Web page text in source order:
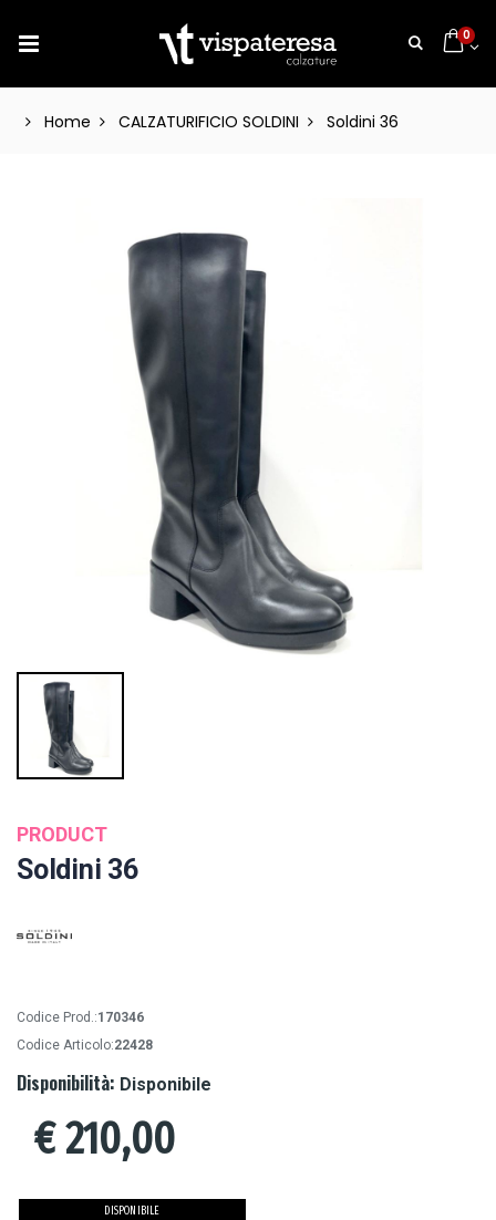
0
Home CALZATURIFICIO SOLDINI Soldini 36
PRODUCT
Soldini 36
Codice Prod.:170346
Codice Articolo:22428
Disponibilità: Disponibile
€210,00
DISPONIBILE